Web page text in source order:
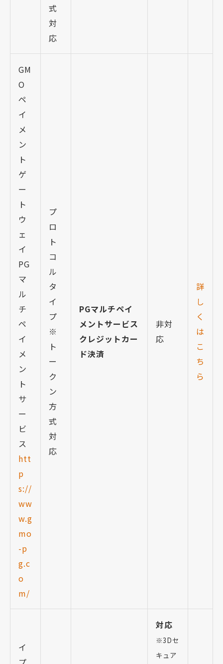
式
対
応
GM
O
ペ
イ
メ
ン
ト
ゲ
ー
ト
ウ
ェ
イ
PG
マ
ル
チ
ペ
イ
メ
ン
ト
サ
ー
ビ
ス
htt
p
s://
ww
w.g
mo
-p
g.c
o
m/
プ
ロ
ト
コ
ル
タ
イ
プ
※
ト
ー
ク
ン
方
式
対
応
PGマルチペイ
メントサービス
クレジットカー
ド決済
非対
応
詳
し
く
は
こ
ち
ら
イ
対応
※3Dセ
キュア